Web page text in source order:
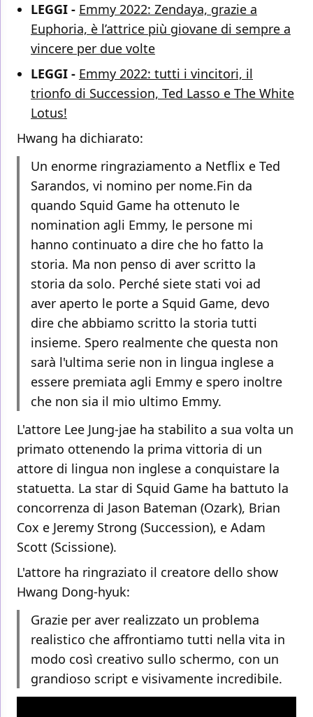
LEGGI - Emmy 2022: Zendaya, grazie a
Euphoria, è l’attrice più giovane di sempre a
vincere per due volte
LEGGI - Emmy 2022: tutti i vincitori, il
trionfo di Succession, Ted Lasso e The White
Lotus!
Hwang ha dichiarato:
Un enorme ringraziamento a Netflix e Ted
Sarandos, vi nomino per nome.Fin da
quando Squid Game ha ottenuto le
nomination agli Emmy, le persone mi
hanno continuato a dire che ho fatto la
storia. Ma non penso di aver scritto la
storia da solo. Perché siete stati voi ad
aver aperto le porte a Squid Game, devo
dire che abbiamo scritto la storia tutti
insieme. Spero realmente che questa non
sarà l'ultima serie non in lingua inglese a
essere premiata agli Emmy e spero inoltre
che non sia il mio ultimo Emmy.
L'attore Lee Jung-jae ha stabilito a sua volta un
primato ottenendo la prima vittoria di un
attore di lingua non inglese a conquistare la
statuetta. La star di Squid Game ha battuto la
concorrenza di Jason Bateman (Ozark), Brian
Cox e Jeremy Strong (Succession), e Adam
Scott (Scissione).
L'attore ha ringraziato il creatore dello show
Hwang Dong-hyuk:
Grazie per aver realizzato un problema
realistico che affrontiamo tutti nella vita in
modo così creativo sullo schermo, con un
grandioso script e visivamente incredibile.